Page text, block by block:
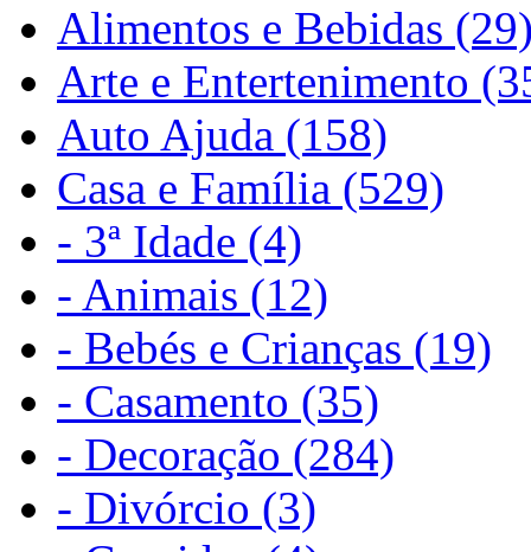
Alimentos e Bebidas
Arte e Entertenimento
Auto Ajuda (158)
Casa e Família (529)
- 3ª Idade (4)
- Animais (12)
- Bebés e Crianças (19)
- Casamento (35)
- Decoração (284)
- Divórcio (3)